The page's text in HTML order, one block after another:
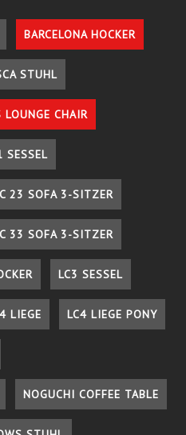
BARCELONA HOCKER
STUHL
LOUNGE CHAIR
SESSEL
23 SOFA 3-SITZER
33 SOFA 3-SITZER
LC3 SESSEL
LIEGE LC4 LIEGE PONY
NOGUCHI COFFEE TABLE